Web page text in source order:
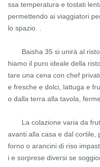
ssa temperatura e tostati
permettendo ai viaggiatori
lo spazio. .
hiamo il puro ideale della
tare una cena con chef
e fresche e dolci, lattuga e
o dalla terra alla tavola,
avanti alla casa e dal cortile,
forno o arancini di riso
i e sorprese diversi se